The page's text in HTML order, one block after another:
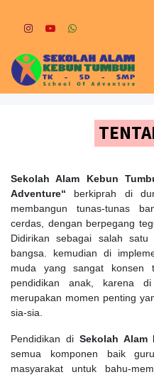
Sekolah Alam Kebun
Adventure“ berkiprah di
membangun tunas-tunas
cerdas, dengan berpegang
Didirikan sebagai salah
bangsa. kemudian di
muda yang sangat konsen
pendidikan anak, karena
merupakan momen penting
sia-sia.
Pendidikan di Sekolah Alam
semua komponen baik
masyarakat untuk bahu-